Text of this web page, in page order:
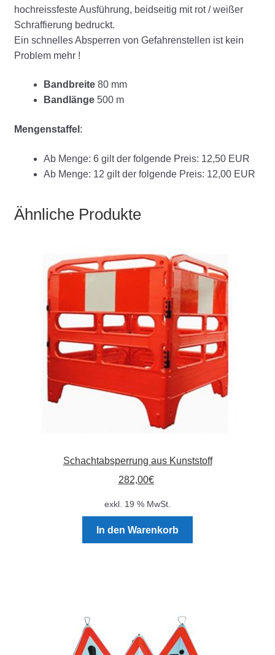
hochreissfeste Ausführung, beidseitig mit rot / weißer
Schraffierung bedruckt.
Ein schnelles Absperren von Gefahrenstellen ist kein
Problem mehr !
Bandbreite80 mm
Bandlänge500 m
Mengenstaffel :
Ab Menge: 6 gilt der folgende Preis: 12,50 EUR
Ab Menge: 12 gilt der folgende Preis: 12,00 EUR
Ähnliche Produkte
Schachtabsperrung aus Kunststoff
282,00€
exkl. 19 % MwSt.
In den Warenkorb